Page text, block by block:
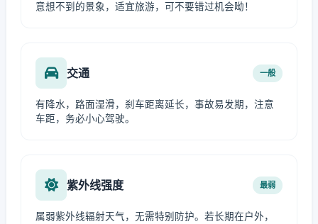
意想不到的景象，适宜旅游，可不要错过机会呦！
交通 一般
有降水，路面湿滑，刹车距离延长，事故易发期，注意
车距，务必小心驾驶。
紫外线强度 最弱
属弱紫外线辐射天气，无需特别防护。若长期在户外，